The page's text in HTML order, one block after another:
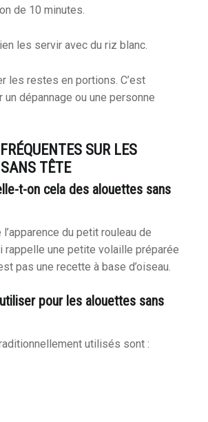
de 10 minutes.
les servir avec du riz blanc.
les restes en portions. C’est
un dépannage ou une personne
SUR LES
TÊTE
t-on cela des alouettes sans
du petit rouleau de
rappelle une petite volaille préparée
pas une recette à base d’oiseau.
pour les alouettes sans
utilisés sont :